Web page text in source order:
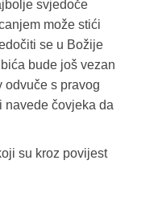
svjedoče
može stići
se u Božije
bude još vezan
odvuče s pravog
navede čovjeka da
su kroz povijest